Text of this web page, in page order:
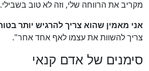
מקריב את הרווחה שלי, וזה לא טוב בשבילי.
אני מאמין שהוא צריך להרגיש יותר
צריך להשוות את עצמו לאף אחד אחר".
סימנים של אדם קנאי